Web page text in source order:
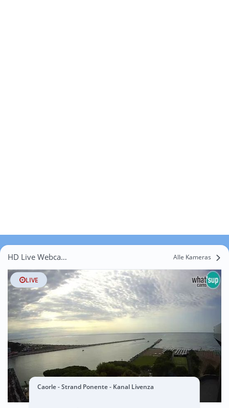
HD Live Webcams San Giorgio di Livenza Alle Kameras
LIVE
Caorle - Strand Ponente - Kanal Livenza